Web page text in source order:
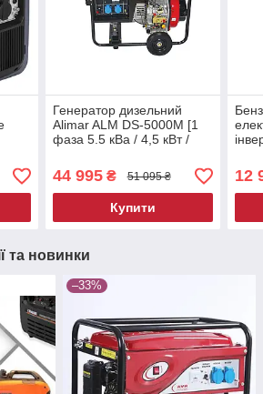
Генератор дизельний
Alimar ALM DS-5000M [1
фаза 5.5 кВa / 4,5 кВт /
44 995₴ 51 095 ₴
Купити
12
та новинки
–33%